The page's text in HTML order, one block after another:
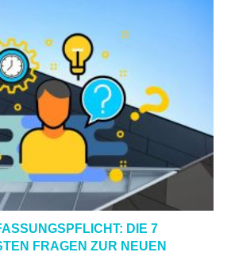
DIE 7
FRAGEN ZUR NEUEN